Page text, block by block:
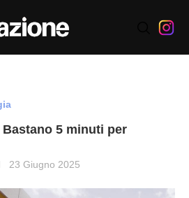
5 minuti per
23 Giugno 2025